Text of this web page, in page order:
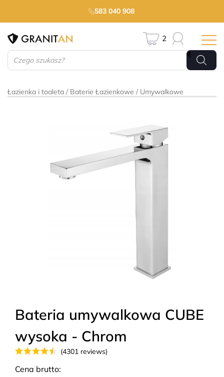
583 040 908
Wyszukiwarka
produktów
2
Łazienka i toaleta Baterie Łazienkowe Umywalkowe
Bateria umywalkowa CUBE
wysoka - Chrom
(4301 reviews)
Cena brutto: